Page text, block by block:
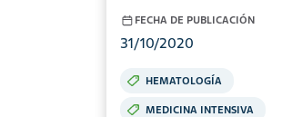
FECHA DE PUBLICACIÓN
31/10/2020
HEMATOLOGÍA
MEDICINA INTENSIVA